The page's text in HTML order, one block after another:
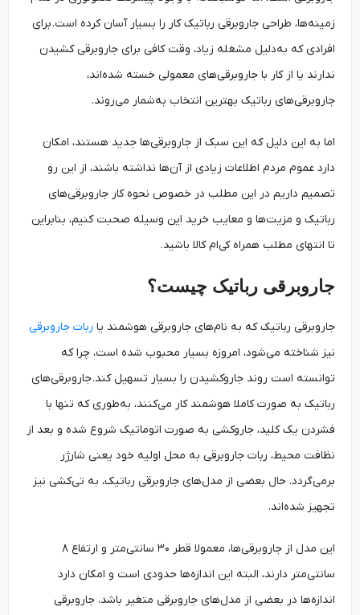
زمینه‌ها، طراحی جاروبرقی رباتیک کار را بسیار آسان کرده است. برای
افرادی که به‌دلیل مشغله زیاد، وقت کافی برای جاروبرقی کشیدن
ندارند یا از کار با جاروبرقی‌های معمولی خسته شده‌اند،
جاروبرقی‌های رباتیک بهترین انتخاب به‌شمار می‌روند.
اما به‌ این دلیل که این سبک از جاروبرقی‌ها جدید هستند، امکان
دارد عموم مردم اطلاعات زیادی از آن‌ها نداشته باشند، از این رو
تصمیم داریم در این مطلب در خصوص نحوه کار جاروبرقی‌های
رباتیک و مزیت‌ها و معایب خرید این وسیله صحبت کنیم، بنابراین
تا انتهای مطلب همراه کی‌ام کالا باشید.
جاروبرقی رباتیک چیست؟
جاروبرقی رباتیک که به نام‌های جاروبرقی هوشمند یاربات جاروبرقی
نیز شناخته می‌شود، امروزه بسیار محبوب شده است، چرا که
توانسته است روند جاروکشیدن را بسیار تسهیل کند. جاروبرقی‌های
رباتیک به صورت کاملا هوشمند کار می‌کنند، به‌طوری که تنها با
فشردن یک کلید، جاروکشی به صورت اتوماتیک شروع شده و بعد از
نظافت محیط، ربات جاروبرقی به محل اولیه خود یعنی شارژر
برمی‌گردد. حال بعضی از مدل‌های جاروبرقی رباتیک، به تی‌کشی نیز
تجهیز شده‌اند.
این مدل‌ از جاروبرقی‌ها، معمولا قطر ۳۰ سانتی‌متر و ارتفاع ۸
سانتی‌متر دارند، البته این اندازه‌ها حدودی است و امکان دارد
اندازه‌ها در بعضی از مدل‌های جاروبرقی متغیر باشد. جاروبرقی